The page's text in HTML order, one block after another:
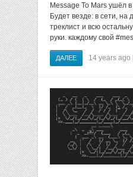
Message To Mars ушёл
Будет везде: в сети, на
треклист и всю
руки. каждому свой
ДАЛЕЕ 14 years ago |